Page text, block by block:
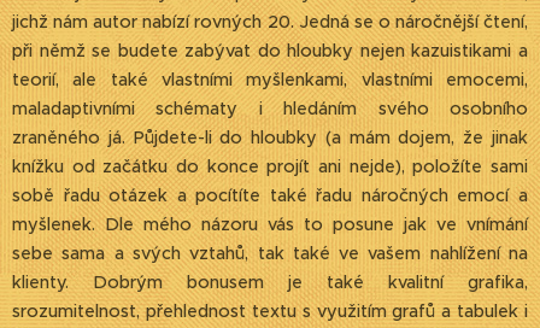
jichž nám autor nabízí rovných 20. Jedná se o náročnější čtení,
při němž se budete zabývat do hloubky nejen kazuistikami a
teorií, ale také vlastními myšlenkami, vlastními emocemi,
maladaptivními schématy i hledáním svého osobního
zraněného já. Půjdete-li do hloubky (a mám dojem, že jinak
knížku od začátku do konce projít ani nejde), položíte sami
sobě řadu otázek a pocítíte také řadu náročných emocí a
myšlenek. Dle mého názoru vás to posune jak ve vnímání
sebe sama a svých vztahů, tak také ve vašem nahlížení na
klienty. Dobrým bonusem je také kvalitní grafika,
srozumitelnost, přehlednost textu s využitím grafů a tabulek i